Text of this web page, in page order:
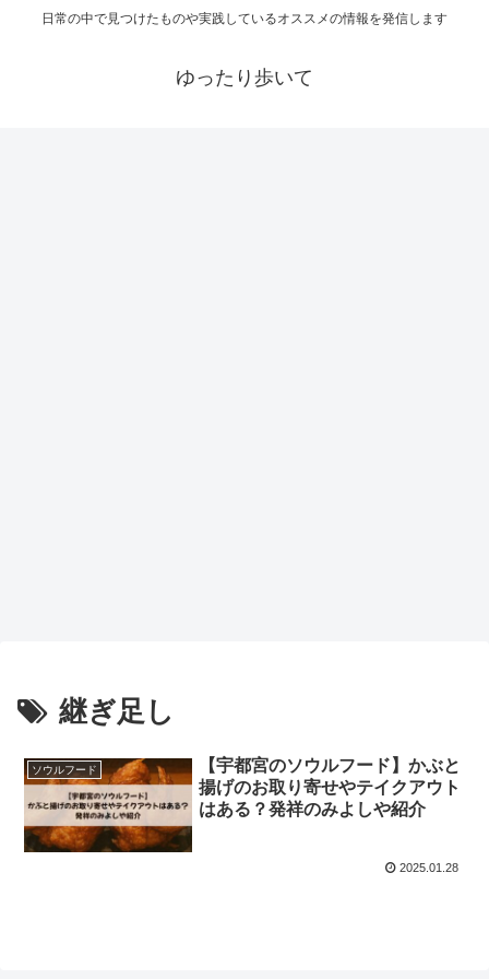
日常の中で見つけたものや実践しているオススメの情報を発信します
ゆったり歩いて
継ぎ足し
ソウルフード
【宇都宮のソウルフード】かぶと
揚げのお取り寄せやテイクアウト
はある？発祥のみよしや紹介
2025.01.28